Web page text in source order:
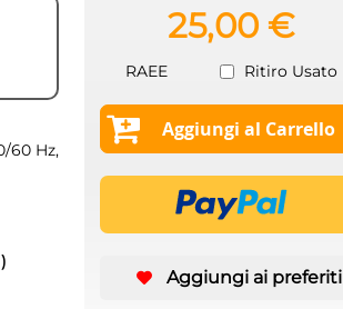
60 Hz,
25,00 €
RAEE Ritiro Usato
Aggiungi al Carrello
Aggiungi ai preferiti